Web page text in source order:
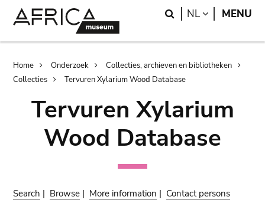
Search
NL LANGUAGE
MENU
Breadcrumb
Home Onderzoek
Collecties, archieven en bibliotheken
Collecties
Tervuren Xylarium Wood Database
Tervuren Xylarium
Wood Database
Search | Browse | More information | Contact persons